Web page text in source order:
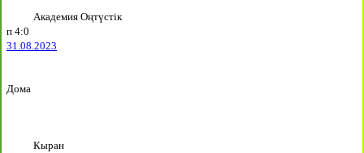
Академия Оңтүстік
п 4:0
31.08.2023
Дома
Кыран